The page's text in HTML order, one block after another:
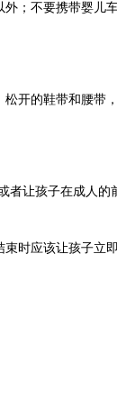
；不要携带婴儿
开的鞋带和腰带
让孩子在成人
时应该让孩子立即